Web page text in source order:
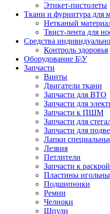
Этикет-пистолеты
Ткани и фурнитура для
Нетканый
Твист-лента для
Средства
Контроль здоровья
Оборудование Б\У
Запчасти
Винты
Двигатели ткани
Запчасти для ВТО
Запчасти для
Запчасти к ПШМ
Запчасти для
Запчасти для
Лапки
Лезвия
Петлители
Запчасти к
Пластины
Подшипники
Ремни
Челноки
Шпули